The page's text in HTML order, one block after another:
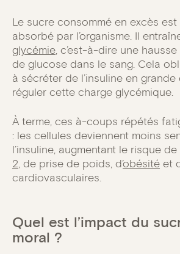
Le sucre consommé en excès
absorbé par l’organisme. Il
glycémie, c’est-à-dire une
de glucose dans le sang. Cela
à sécréter de l’insuline en
réguler cette charge glycémique.
À terme, ces à-coups répétés
: les cellules deviennent moins
l’insuline, augmentant le risque de
2, de prise de poids, d’obésité et
cardiovasculaires.
Quel est l’impact du
moral ?